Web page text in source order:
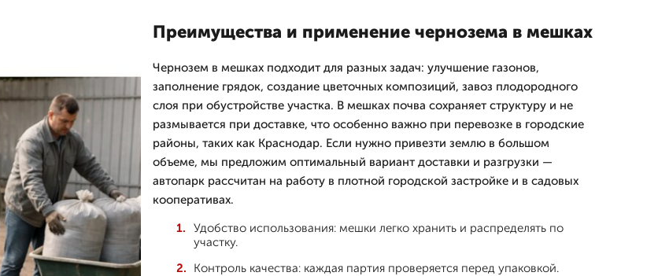
Преимущества и применение чернозема в мешках
Чернозем в мешках подходит для разных задач: улучшение газонов,
заполнение грядок, создание цветочных композиций, завоз плодородного
слоя при обустройстве участка. В мешках почва сохраняет структуру и не
размывается при доставке, что особенно важно при перевозке в городские
районы, таких как Краснодар. Если нужно привезти землю в большом
объеме, мы предложим оптимальный вариант доставки и разгрузки —
автопарк рассчитан на работу в плотной городской застройке и в садовых
кооперативах.
Удобство использования: мешки легко хранить и распределять по
участку.
Контроль качества: каждая партия проверяется перед упаковкой.